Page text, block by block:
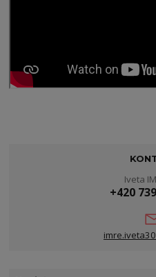
Iveta
+420